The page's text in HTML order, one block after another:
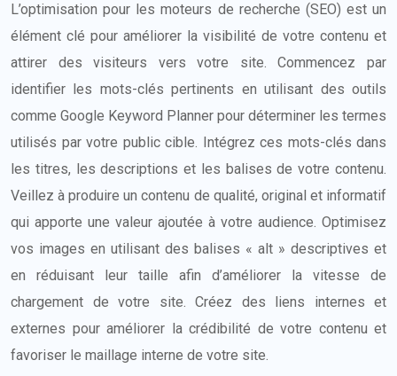
L’optimisation pour les moteurs de recherche (SEO) est un
élément clé pour améliorer la visibilité de votre contenu et
attirer des visiteurs vers votre site. Commencez par
identifier les mots-clés pertinents en utilisant des outils
comme Google Keyword Planner pour déterminer les termes
utilisés par votre public cible. Intégrez ces mots-clés dans
les titres, les descriptions et les balises de votre contenu.
Veillez à produire un contenu de qualité, original et informatif
qui apporte une valeur ajoutée à votre audience. Optimisez
vos images en utilisant des balises « alt » descriptives et
en réduisant leur taille afin d’améliorer la vitesse de
chargement de votre site. Créez des liens internes et
externes pour améliorer la crédibilité de votre contenu et
favoriser le maillage interne de votre site.